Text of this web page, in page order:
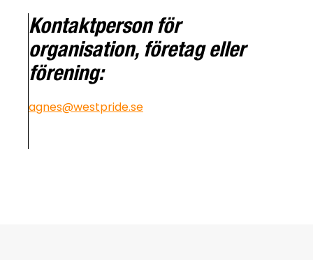
Kontaktperson för
organisation, företag eller
förening:
agnes@westpride.se